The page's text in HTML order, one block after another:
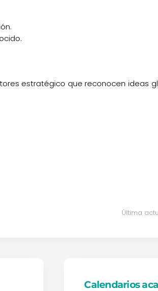
estratégico que reconocen ideas
Última
Calendarios